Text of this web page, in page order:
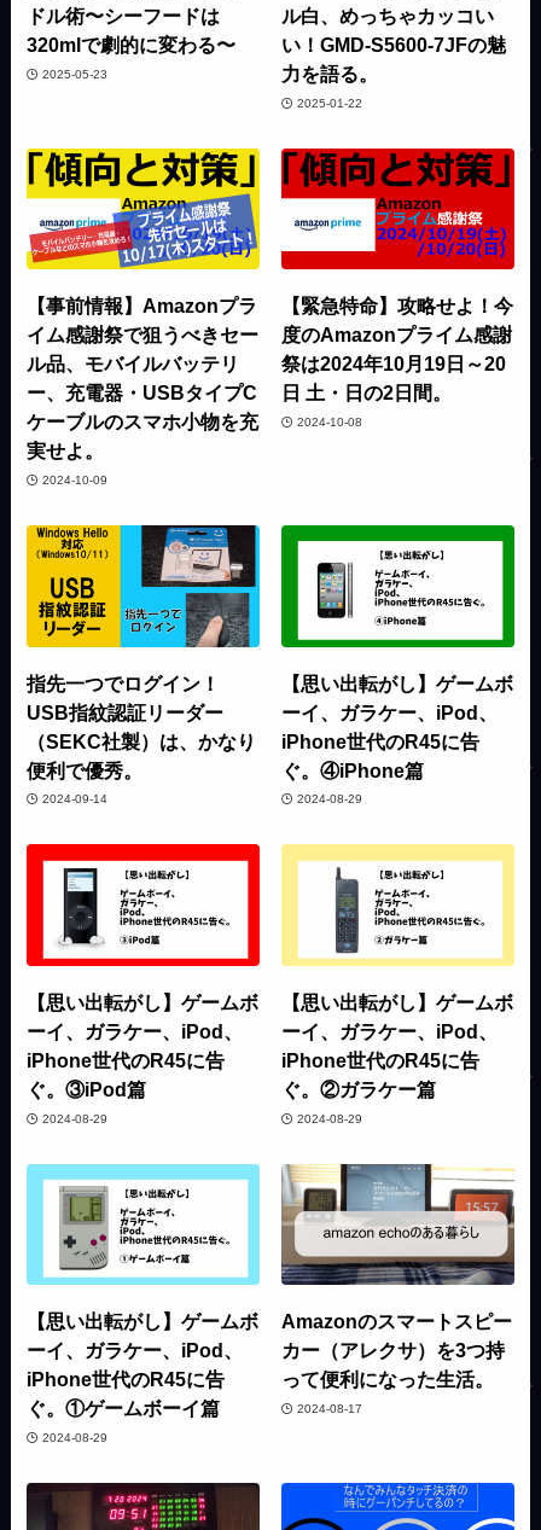
ドル術〜シーフードは
320mlで劇的に変わる〜
2025-05-23
ル白、めっちゃカッコい
い！GMD-S5600-7JFの魅
力を語る。
2025-01-22
【事前情報】Amazonプラ
イム感謝祭で狙うべきセー
ル品、モバイルバッテリ
ー、充電器・USBタイプC
ケーブルのスマホ小物を充
実せよ。
2024-10-09
【緊急特命】攻略せよ！今
度のAmazonプライム感謝
祭は2024年10月19日～20
日 土・日の2日間。
2024-10-08
指先一つでログイン！
USB指紋認証リーダー
（SEKC社製）は、かなり
便利で優秀。
2024-09-14
【思い出転がし】ゲームボ
ーイ、ガラケー、iPod、
iPhone世代のR45に告
ぐ。④iPhone篇
2024-08-29
【思い出転がし】ゲームボ
ーイ、ガラケー、iPod、
iPhone世代のR45に告
ぐ。③iPod篇
2024-08-29
【思い出転がし】ゲームボ
ーイ、ガラケー、iPod、
iPhone世代のR45に告
ぐ。②ガラケー篇
2024-08-29
【思い出転がし】ゲームボ
ーイ、ガラケー、iPod、
iPhone世代のR45に告
ぐ。①ゲームボーイ篇
2024-08-29
Amazonのスマートスピー
カー（アレクサ）を3つ持
って便利になった生活。
2024-08-17